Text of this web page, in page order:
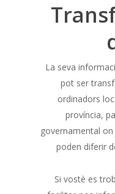
La seva
pot ser
ordinadors
província,
governamental
poden diferir
Si vostè es